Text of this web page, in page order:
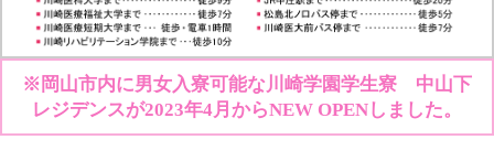
※岡山市内に男女入寮可能な川崎学園学生寮 中山下
レジデンスが2023年4月からNEW OPENしました。